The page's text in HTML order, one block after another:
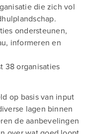
die zich vol
ondersteunen,
informeren en
38 organisaties
op basis van input
lagen binnen
de aanbevelingen